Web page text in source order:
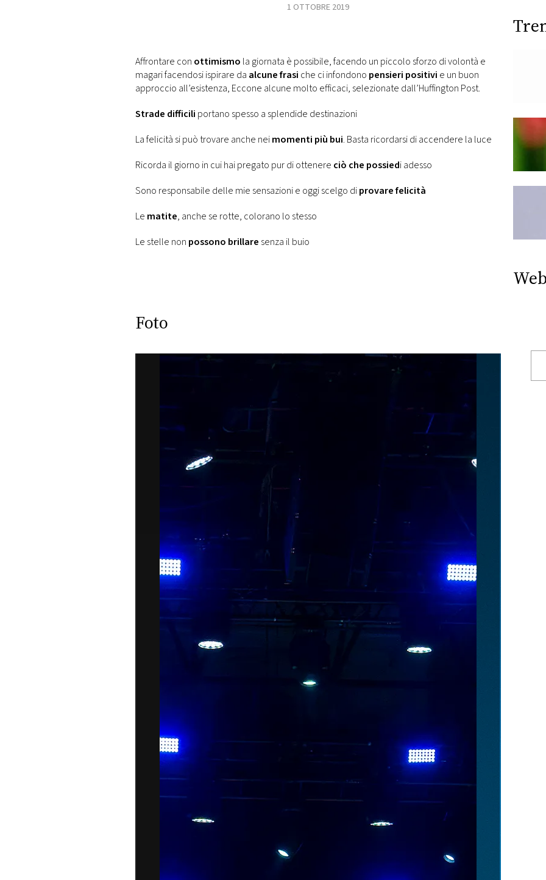
1 OTTOBRE 2019
Affrontare con ottimismo la giornata è possibile, facendo un piccolo sforzo di volontà e
magari facendosi ispirare da alcune frasi che ci infondono pensieri positivi e un buon
approccio all’esistenza, Eccone alcune molto efficaci, selezionate dall’Huffington Post.
Strade difficili portano spesso a splendide destinazioni
La felicità si può trovare anche neimomenti più bui. Basta ricordarsi di accendere la luce
Ricorda il giorno in cui hai pregato pur di ottenere ciò che possiedi adesso
Sono responsabile delle mie sensazioni e oggi scelgo diprovare felicità
Le matite, anche se rotte, colorano lo stesso
Le stelle non possono brillare senza il buio
Foto